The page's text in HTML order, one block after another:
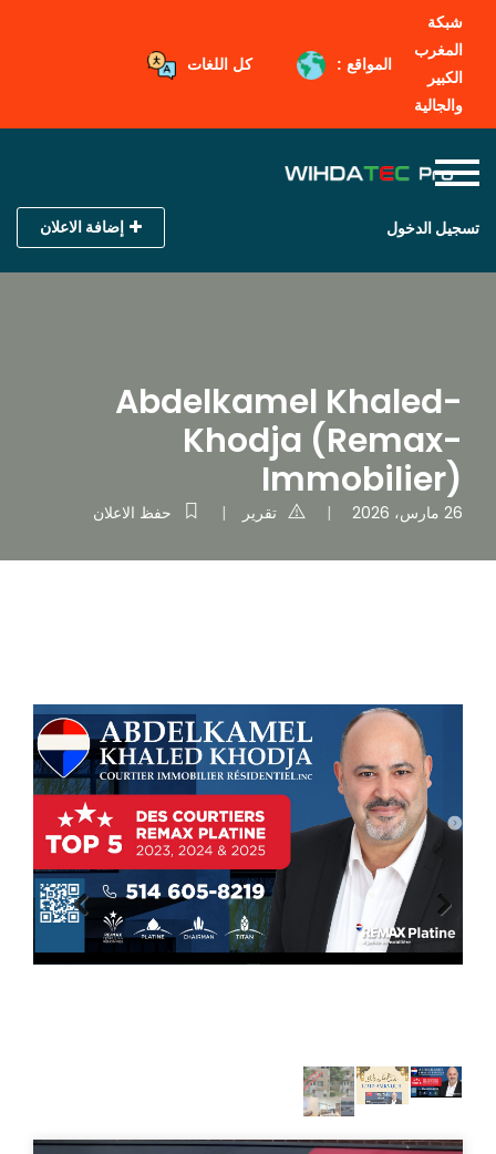
شبكة
المغرب
الكبير
والجالية
المواقع : كل اللغات
تسجيل الدخول إضافة الاعلان
Abdelkamel Khaled-
Khodja (Remax-
Immobilier)
26 مارس، 2026 تقرير حفظ الاعلان
Previous Next